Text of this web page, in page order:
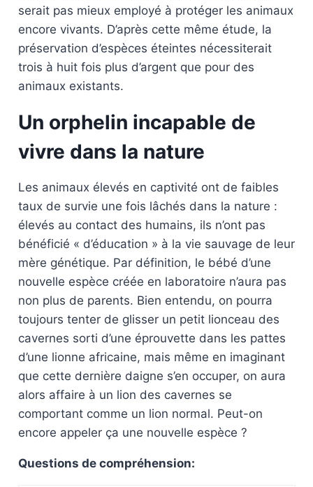
serait pas mieux employé à protéger les animaux
encore vivants. D’après cette même étude, la
préservation d’espèces éteintes nécessiterait
trois à huit fois plus d’argent que pour des
animaux existants.
Un orphelin incapable de
vivre dans la nature
Les animaux élevés en captivité ont de faibles
taux de survie une fois lâchés dans la nature :
élevés au contact des humains, ils n’ont pas
bénéficié « d’éducation » à la vie sauvage de leur
mère génétique. Par définition, le bébé d’une
nouvelle espèce créée en laboratoire n’aura pas
non plus de parents. Bien entendu, on pourra
toujours tenter de glisser un petit lionceau des
cavernes sorti d’une éprouvette dans les pattes
d’une lionne africaine, mais même en imaginant
que cette dernière daigne s’en occuper, on aura
alors affaire à un lion des cavernes se
comportant comme un lion normal. Peut-on
encore appeler ça une nouvelle espèce ?
Questions de compréhension: